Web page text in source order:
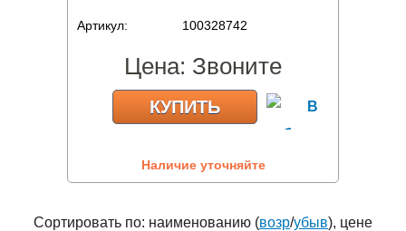
Артикул: 100328742
Цена: Звоните
КУПИТЬ
Наличие уточняйте
Сортировать по: наименованию (возр/убыв), цене